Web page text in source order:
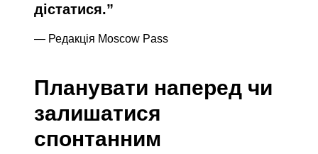
дістатися.”
— Редакція Moscow Pass
Планувати наперед чи
залишатися
спонтанним